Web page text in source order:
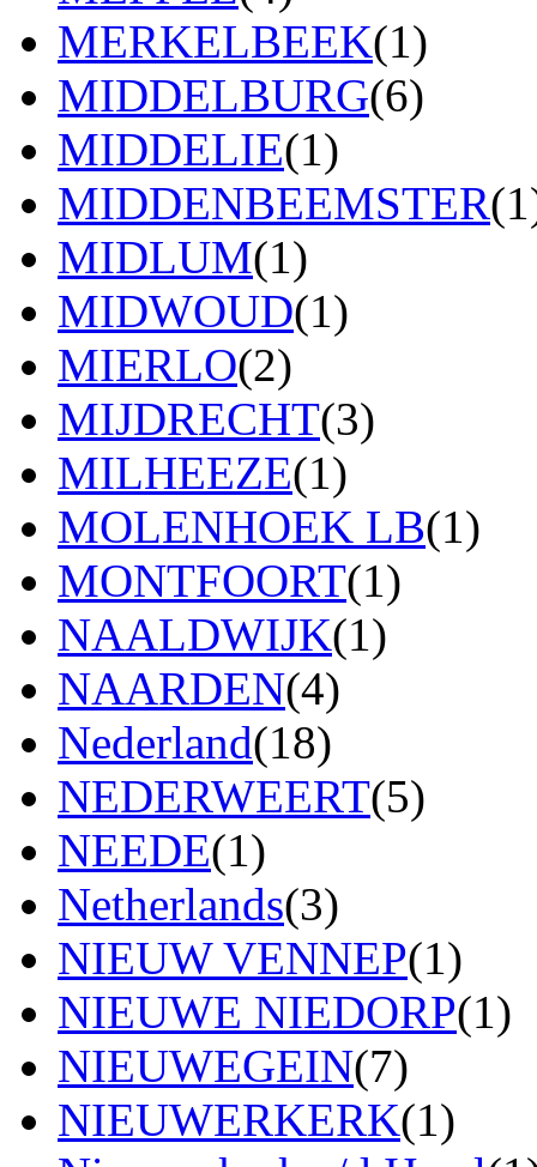
MERKELBEEK(1)
MIDDELBURG(6)
MIDDELIE(1)
MIDDENBEEMSTER
MIDLUM(1)
MIDWOUD(1)
MIERLO(2)
MIJDRECHT(3)
MILHEEZE(1)
MOLENHOEK LB(1)
MONTFOORT(1)
NAALDWIJK(1)
NAARDEN(4)
Nederland(18)
NEDERWEERT(5)
NEEDE(1)
Netherlands(3)
NIEUW VENNEP(1)
NIEUWE NIEDORP(1)
NIEUWEGEIN(7)
NIEUWERKERK(1)